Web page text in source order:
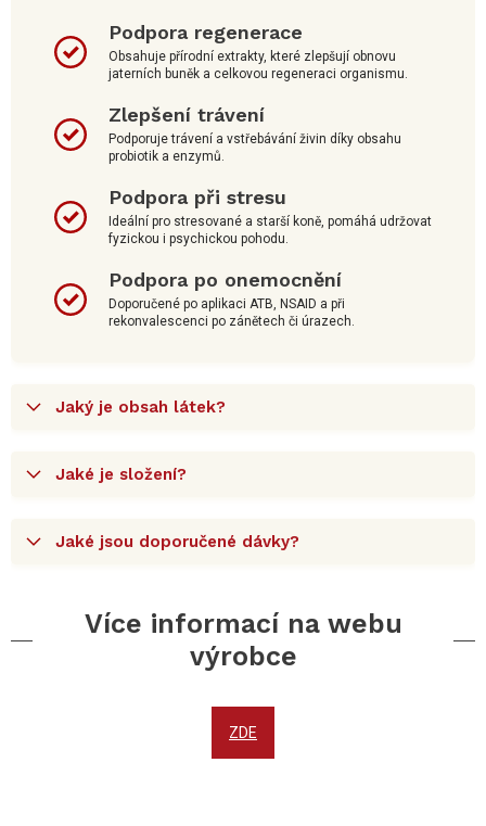
Podpora regenerace
Obsahuje přírodní extrakty, které zlepšují obnovu
jaterních buněk a celkovou regeneraci organismu.
Zlepšení trávení
Podporuje trávení a vstřebávání živin díky obsahu
probiotik a enzymů.
Podpora při stresu
Ideální pro stresované a starší koně, pomáhá udržovat
fyzickou i psychickou pohodu.
Podpora po onemocnění
Doporučené po aplikaci ATB, NSAID a při
rekonvalescenci po zánětech či úrazech.
Jaký je obsah látek?
Jaké je složení?
Jaké jsou doporučené dávky?
Více informací na webu
výrobce
ZDE